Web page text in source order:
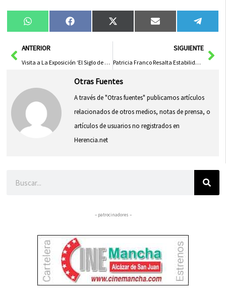
Compartir
en
WhatsAppCompartir
en
FacebookCompartir
en
X
(Twitter)
Compartir
en
Email
en
AntANTERIOR
Visita a La Exposición ‘El Siglo de Oro en la Colección Granados’ con el Gobierno Regional en Guadalajara
SIGUIENTE
Patricia Franco Resalta Estabilidad y Diálogo como Claves para el Progreso de Castilla-La Mancha bajo el Gobierno de Page
Otras Fuentes
A través de "Otras fuentes" publicamos artículos
relacionados de otros medios, notas de prensa, o
artículos de usuarios no registrados en
Herencia.net
– patrocinadores –